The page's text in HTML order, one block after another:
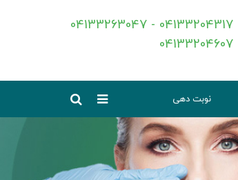
04133263047 - 04133204317
04133204607
نوبت دهی